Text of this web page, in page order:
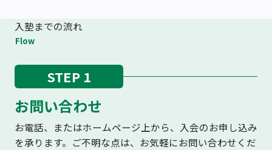
入塾までの流れ
Flow
STEP 1
お問い合わせ
お電話、またはホームページ上から、入会のお申し込み
を承ります。ご不明な点は、お気軽にお問い合わせくだ